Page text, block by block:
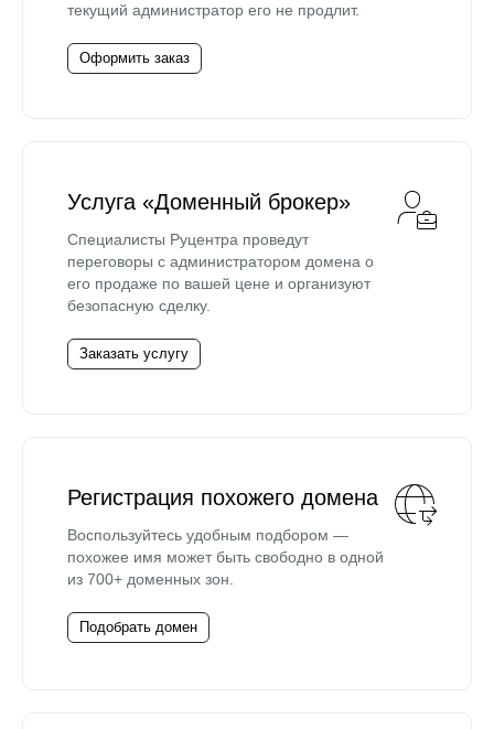
текущий администратор его не продлит.
Оформить заказ
Услуга «Доменный брокер»
Специалисты Руцентра проведут
переговоры с администратором домена о
его продаже по вашей цене и организуют
безопасную сделку.
Заказать услугу
Регистрация похожего домена
Воспользуйтесь удобным подбором —
похожее имя может быть свободно в одной
из 700+ доменных зон.
Подобрать домен